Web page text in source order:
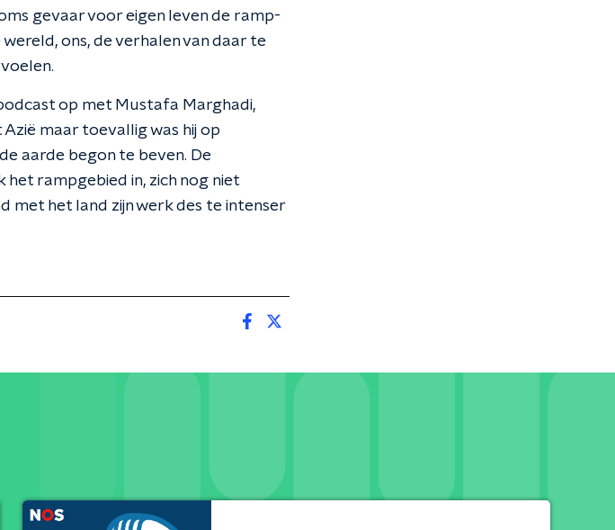
gevaar voor eigen leven de ramp-
ons, de verhalen van daar te
op met Mustafa Marghadi,
maar toevallig was hij op
aarde begon te beven. De
rampgebied in, zich nog niet
met het land zijn werk des te intenser